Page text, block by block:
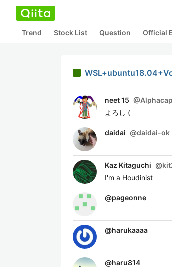
Trend Stock List Question Official
neet 15 @
よろしく
daidai @daidai-ok
Kaz Kitaguchi @
I'm a Houdinist
@pageonne
@harukaaaa
@haru814